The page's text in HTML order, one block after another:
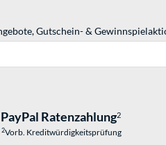
Gutschein- &
PayPal Ratenzahlung2
2Vorb. Kreditwürdigkeitsprüfung